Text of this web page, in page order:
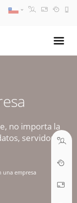
no importa la
servidores,
una empresa
ABRIR TICKET